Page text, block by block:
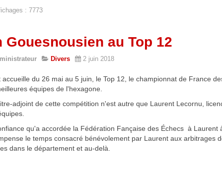
: 7773
Gouesnousien au Top 12
Divers 2 juin 2018
accueille du 26 mai au 5 juin, le Top 12, le championnat de France
équipes de l'hexagone.
adjoint de cette compétition n'est autre que Laurent Lecornu,
qu'a accordée la Fédération Fançaise des Échecs à Laurent
le temps consacré bénévolement par Laurent aux arbitrages
dans le département et au-delà.